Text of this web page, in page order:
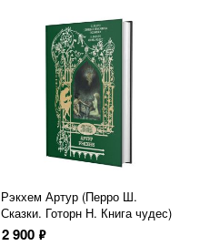
Рэкхем Артур (Перро Ш.
Сказки. Готорн Н. Книга чудес)
2 900 ф